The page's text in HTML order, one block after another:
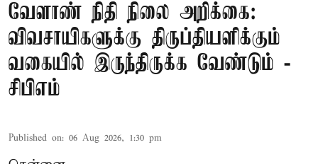
வேளாண் நிதி நிலை அறிக்கை:
விவசாயிகளுக்கு திருப்தியளிக்கும்
வகையில் இருந்திருக்க வேண்டும் -
சிபிஎம்
Published on: 06 Aug 2026, 1:30 pm